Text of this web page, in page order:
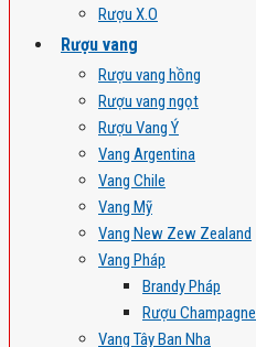
Rượu X.O
Rượu vang
Rượu vang hồng
Rượu vang ngọt
Rượu Vang Ý
Vang Argentina
Vang Chile
Vang Mỹ
Vang New Zew Zealand
Vang Pháp
Brandy Pháp
Rượu
Vang Tây Ban Nha